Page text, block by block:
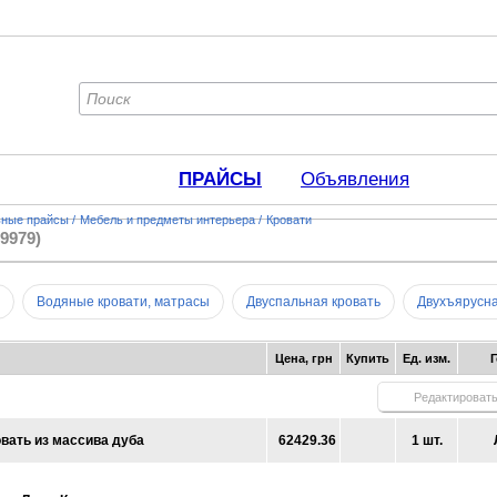
ПРАЙСЫ Объявления
прайсы/ Мебель и предметы интерьера/ Кровати
Водяные кровати, матрасы Двуспальная кровать
Цена, грн Купить Ед. изм.
Редактировать
из массива дуба 62429.36 1 шт.